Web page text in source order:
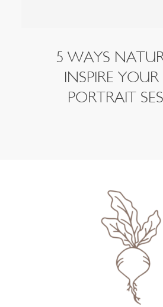
5 WAYS
INSPIRE YOUR
PORTRAIT